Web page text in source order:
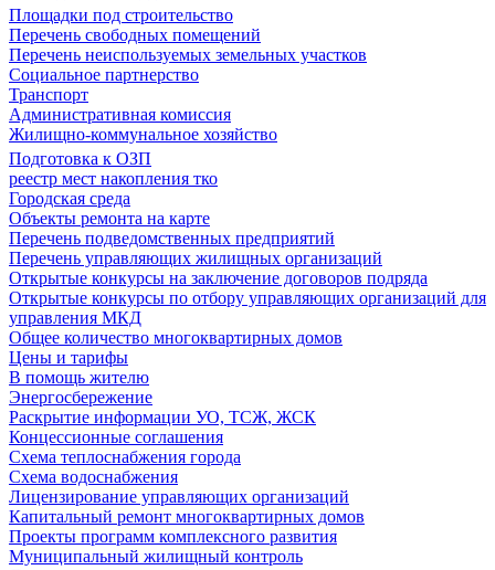
Площадки под строительство
Перечень свободных помещений
Перечень неиспользуемых земельных участков
Социальное партнерство
Транспорт
Административная комиссия
Жилищно-коммунальное хозяйство
Подготовка к ОЗП
реестр мест накопления тко
Городская среда
Объекты ремонта на карте
Перечень подведомственных предприятий
Перечень управляющих жилищных организаций
Открытые конкурсы на заключение договоров подряда
Открытые конкурсы по отбору управляющих организаций для
управления МКД
Общее количество многоквартирных домов
Цены и тарифы
В помощь жителю
Энергосбережение
Раскрытие информации УО, ТСЖ, ЖСК
Концессионные соглашения
Схема теплоснабжения города
Схема водоснабжения
Лицензирование управляющих организаций
Капитальный ремонт многоквартирных домов
Проекты программ комплексного развития
Муниципальный жилищный контроль